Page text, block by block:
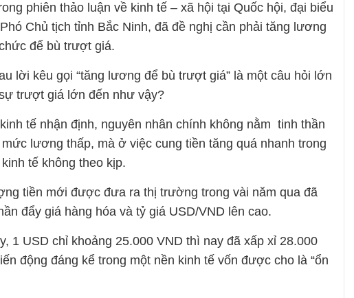
phiên thảo luận về kinh tế – xã hội tại Quốc hội, đại biểu
Chủ tịch tỉnh Bắc Ninh, đã đề nghị cần phải tăng lương
để bù trượt giá.
lời kêu gọi “tăng lương để bù trượt giá” là một câu hỏi lớn
trượt giá lớn đến như vậy?
tế nhận định, nguyên nhân chính không nằm tinh thần
lương thấp, mà ở việc cung tiền tăng quá nhanh trong
tế không theo kịp.
tiền mới được đưa ra thị trường trong vài năm qua đã
đẩy giá hàng hóa và tỷ giá USD/VND lên cao.
1 USD chỉ khoảng 25.000 VND thì nay đã xấp xỉ 28.000
động đáng kể trong một nền kinh tế vốn được cho là “ổn